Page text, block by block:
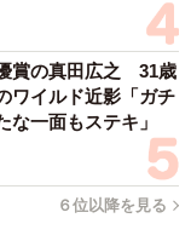
賞の真田広之 31歳
ワイルド近影「ガチ
な一面もステキ」
６位以降を見る